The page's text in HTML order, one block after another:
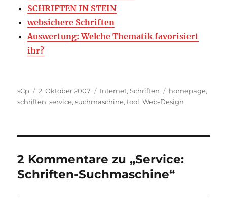
SCHRIFTEN IN STEIN
websichere Schriften
Auswertung: Welche Thematik favorisiert
ihr?
Autor
sCp
Veröffentlicht
am
2. Oktober 2007 Kategorien
Internet,Schriften Schlagwörter
homepage,
schriften,service,suchmaschine,tool,Web-Design
2 Kommentare zu „Service:
Schriften-Suchmaschine“